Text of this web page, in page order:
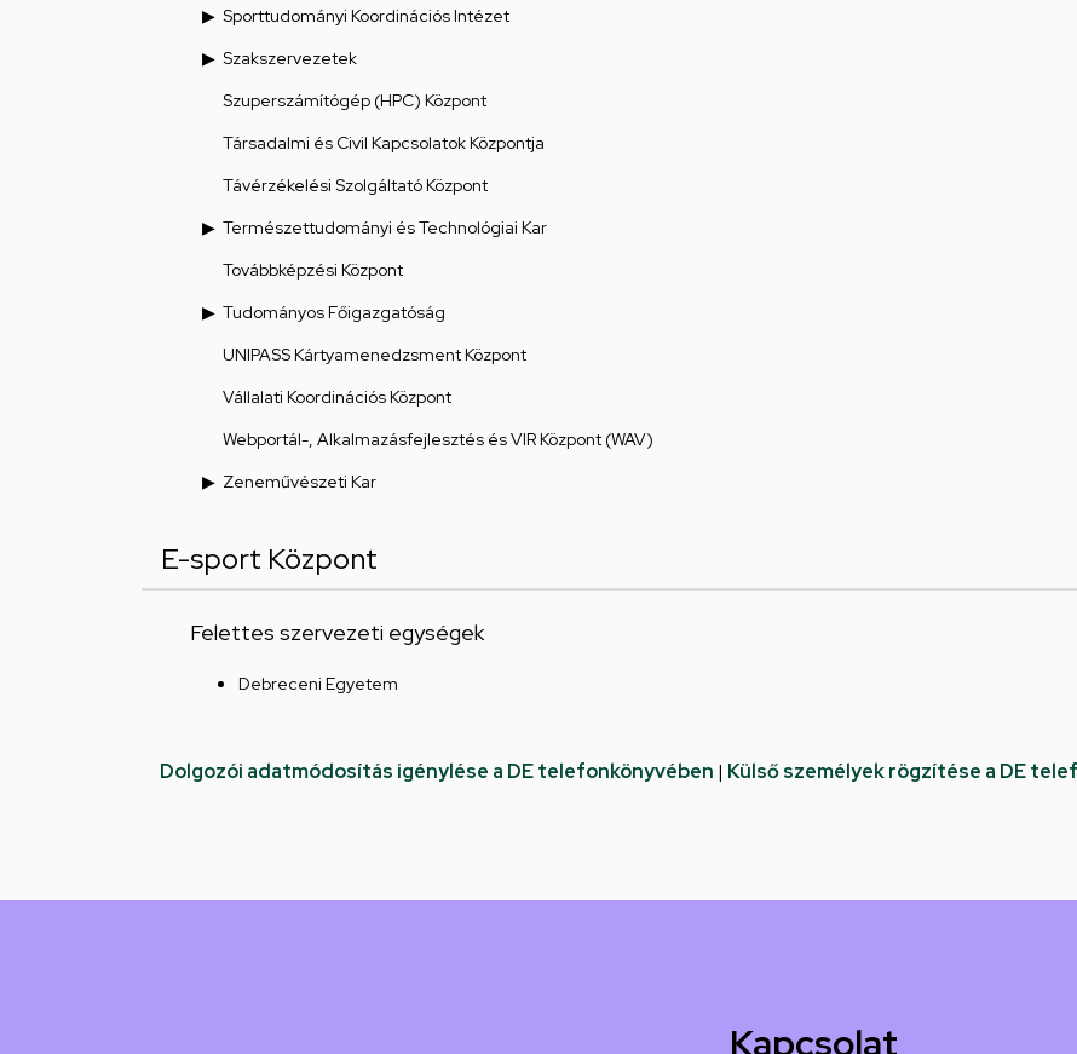
Sporttudományi Koordinációs Intézet
Szakszervezetek
Szuperszámítógép (HPC) Központ
Társadalmi és Civil Kapcsolatok Központja
Távérzékelési Szolgáltató Központ
Természettudományi és Technológiai Kar
Továbbképzési Központ
Tudományos Főigazgatóság
UNIPASS Kártyamenedzsment Központ
Vállalati Koordinációs Központ
Webportál-, Alkalmazásfejlesztés és VIR Központ (WAV)
Zeneművészeti Kar
E-sport Központ
Felettes szervezeti egységek
Debreceni Egyetem
Dolgozói adatmódosítás igénylése a DE telefonkönyvében | Külső személyek rögzítése a DE
Kapcsolat